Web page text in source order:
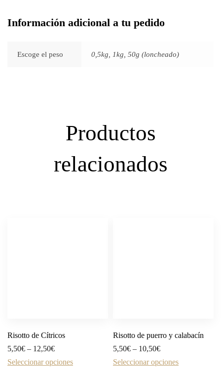
Información adicional a tu pedido
Escoge el peso 0,5kg, 1kg, 50g (loncheado)
Productos
relacionados
Risotto de Cítricos
5,50€ – 12,50€
Seleccionar opciones
Risotto de puerro y calabacín
5,50€ – 10,50€
Seleccionar opciones